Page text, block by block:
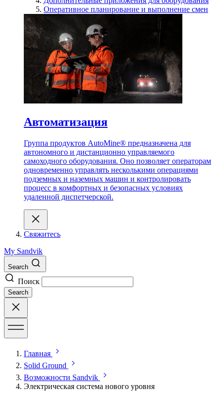
Оперативное планирование и выполнение смен
Автоматизация
Группа продуктов AutoMine® предназначена для
автономного и дистанционно управляемого
самоходного оборудования. Оно позволяет операторам
одновременно управлять несколькими операциями
подземных и наземных машин и контролировать
процесс в комфортных и безопасных условиях
удаленной диспетчерской.
Свяжитесь
My Sandvik
Search
Поиск
Search
Главная
Solid Ground
Возможности Sandvik
Электрическая система нового уровня